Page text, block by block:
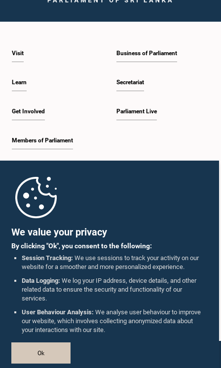
We value your privacy
By clicking "Ok", you consent to the following:
Session Tracking: We use sessions to track your activity on our
website for a smoother and more personalized experience.
Data Logging: We log your IP address, device details, and other
related data to ensure the security and functionality of our
services.
User Behaviour Analysis: We analyse user behaviour to improve
our website, which involves collecting anonymized data about
your interactions with our site.
Ok
Visit
Learn
Get Involved
Members of Parliament
Business of Parliament
Secretariat
Parliament Live
Parliament Mobile App
Follow Us On :
Accolades
Privacy Policy